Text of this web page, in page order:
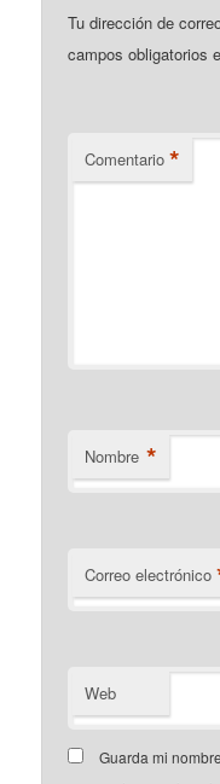
Tu dirección de
campos obligatorios
Comentario *
Nombre *
Correo electrónico
Web
Guarda mi